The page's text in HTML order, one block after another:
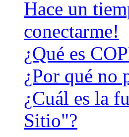
Hace un
conectarme!
¿Qué es
¿Por qué no
¿Cuál es la
Sitio"?